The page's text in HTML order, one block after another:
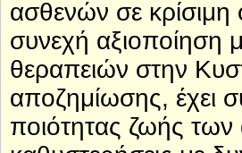
ασθενών σε
συνεχή αξιοποίηση
θεραπειών στην
αποζημίωσης, έχει
ποιότητας ζωής